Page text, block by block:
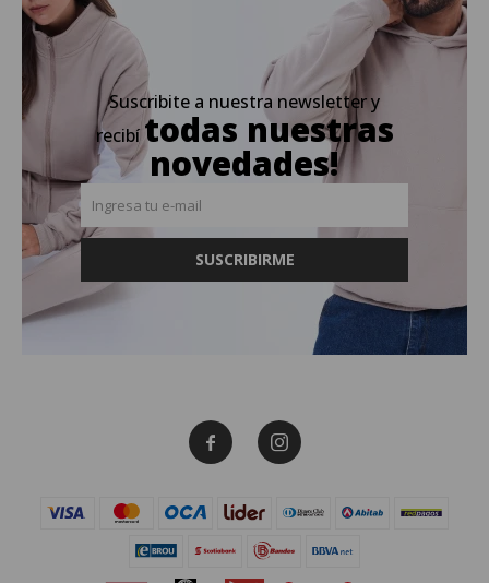
Suscribite a nuestra newsletter y
recibí todas nuestras
novedades!
SUSCRIBIRME
 